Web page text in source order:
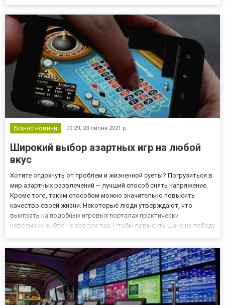
Бізнес новини 09:29, 23 липня 2021 р.
Широкий выбор азартных игр на любой
вкус
Хотите отдохнуть от проблем и жизненной суеты? Погрузиться в
мир азартных развлечений – лучший способ снять напряжение.
Кроме того, таким способом можно значительно повысить
качество своей жизни. Некоторые люди утверждают, что
выиграть на подобных игровых порталах практически
невозможно. Это не совсем так. Чтобы повысить шанс на победу